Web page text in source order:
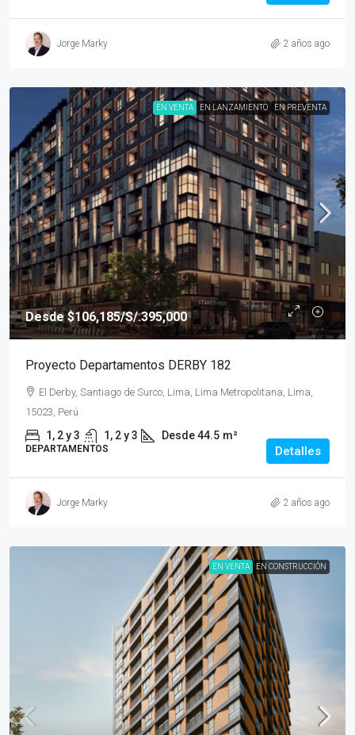
Jorge Marky 2 años ago
EN VENTA EN LANZAMIENTO EN PREVENTA
Desde$106,185/S/.395,000
Proyecto Departamentos DERBY 182
El Derby, Santiago de Surco, Lima, Lima Metropolitana, Lima,
15023, Perú
1, 2 y 3 1, 2 y 3 Desde 44.5 m²
DEPARTAMENTOS Detalles
Jorge Marky 2 años ago
EN VENTA EN CONSTRUCCIÓN